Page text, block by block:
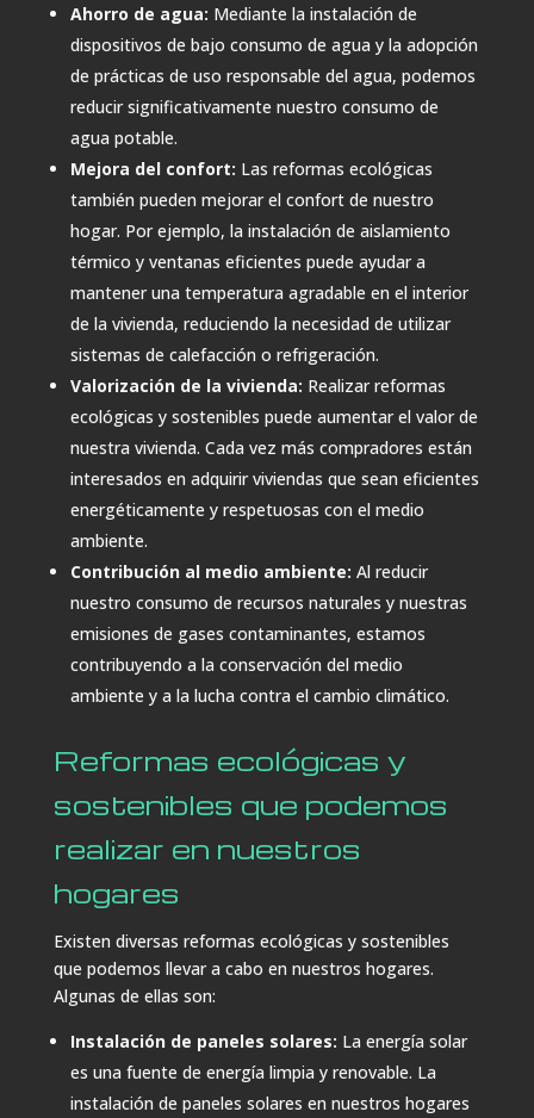
Ahorro de agua: Mediante la instalación de
dispositivos de bajo consumo de agua y la adopción
de prácticas de uso responsable del agua, podemos
reducir significativamente nuestro consumo de
agua potable.
Mejora del confort: Las reformas ecológicas
también pueden mejorar el confort de nuestro
hogar. Por ejemplo, la instalación de aislamiento
térmico y ventanas eficientes puede ayudar a
mantener una temperatura agradable en el interior
de la vivienda, reduciendo la necesidad de utilizar
sistemas de calefacción o refrigeración.
Valorización de la vivienda: Realizar reformas
ecológicas y sostenibles puede aumentar el valor de
nuestra vivienda. Cada vez más compradores están
interesados en adquirir viviendas que sean eficientes
energéticamente y respetuosas con el medio
ambiente.
Contribución al medio ambiente: Al reducir
nuestro consumo de recursos naturales y nuestras
emisiones de gases contaminantes, estamos
contribuyendo a la conservación del medio
ambiente y a la lucha contra el cambio climático.
Reformas ecológicas y
sostenibles que podemos
realizar en nuestros
hogares
Existen diversas reformas ecológicas y sostenibles
que podemos llevar a cabo en nuestros hogares.
Algunas de ellas son:
Instalación de paneles solares: La energía solar
es una fuente de energía limpia y renovable. La
instalación de paneles solares en nuestros hogares